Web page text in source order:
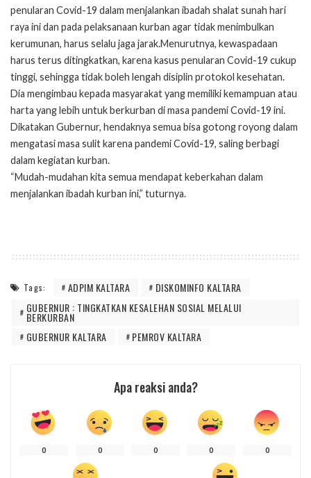
penularan Covid-19 dalam menjalankan ibadah shalat sunah hari
raya ini dan pada pelaksanaan kurban agar tidak menimbulkan
kerumunan, harus selalu jaga jarak.Menurutnya, kewaspadaan
harus terus ditingkatkan, karena kasus penularan Covid-19 cukup
tinggi, sehingga tidak boleh lengah disiplin protokol kesehatan.
Dia mengimbau kepada masyarakat yang memiliki kemampuan atau
harta yang lebih untuk berkurban di masa pandemi Covid-19 ini.
Dikatakan Gubernur, hendaknya semua bisa gotong royong dalam
mengatasi masa sulit karena pandemi Covid-19, saling berbagi
dalam kegiatan kurban.
“Mudah-mudahan kita semua mendapat keberkahan dalam
menjalankan ibadah kurban ini,” tuturnya.
Tags: ADPIM KALTARA
DISKOMINFO KALTARA
GUBERNUR : TINGKATKAN KESALEHAN SOSIAL MELALUI
BERKURBAN
GUBERNUR KALTARA
PEMROV KALTARA
Apa reaksi anda?
0 0 0 0 0